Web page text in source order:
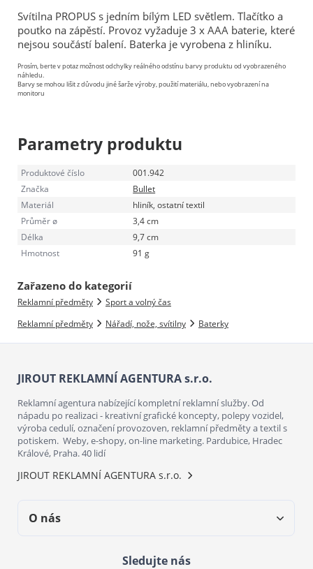
Svítilna PROPUS s jedním bílým LED světlem. Tlačítko a
poutko na zápěstí. Provoz vyžaduje 3 x AAA baterie, které
nejsou součástí balení. Baterka je vyrobena z hliníku.
Prosím, berte v potaz možnost odchylky reálného odstínu barvy produktu od vyobrazeného
náhledu.
Barvy se mohou lišit z důvodu jiné šarže výroby, použití materiálu, nebo vyobrazení na
monitoru
Parametry produktu
Produktové číslo
001.942
Značka
Bullet
Materiál
hliník, ostatní textil
Průměr ø
3,4 cm
Délka
9,7 cm
Hmotnost
91 g
Zařazeno do kategorií
Reklamní předměty
Sport a volný čas
Reklamní předměty
Nářadí, nože, svítilny Baterky
JIROUT REKLAMNÍ AGENTURA s.r.o.
Reklamní agentura nabízející kompletní reklamní služby. Od
nápadu po realizaci - kreativní grafické koncepty, polepy vozidel,
výroba cedulí, označení provozoven, reklamní předměty a textil s
potiskem. Weby, e-shopy, on-line marketing. Pardubice, Hradec
Králové, Praha. 40 lidí
JIROUT REKLAMNÍ AGENTURA s.r.o.
O nás
Sledujte nás